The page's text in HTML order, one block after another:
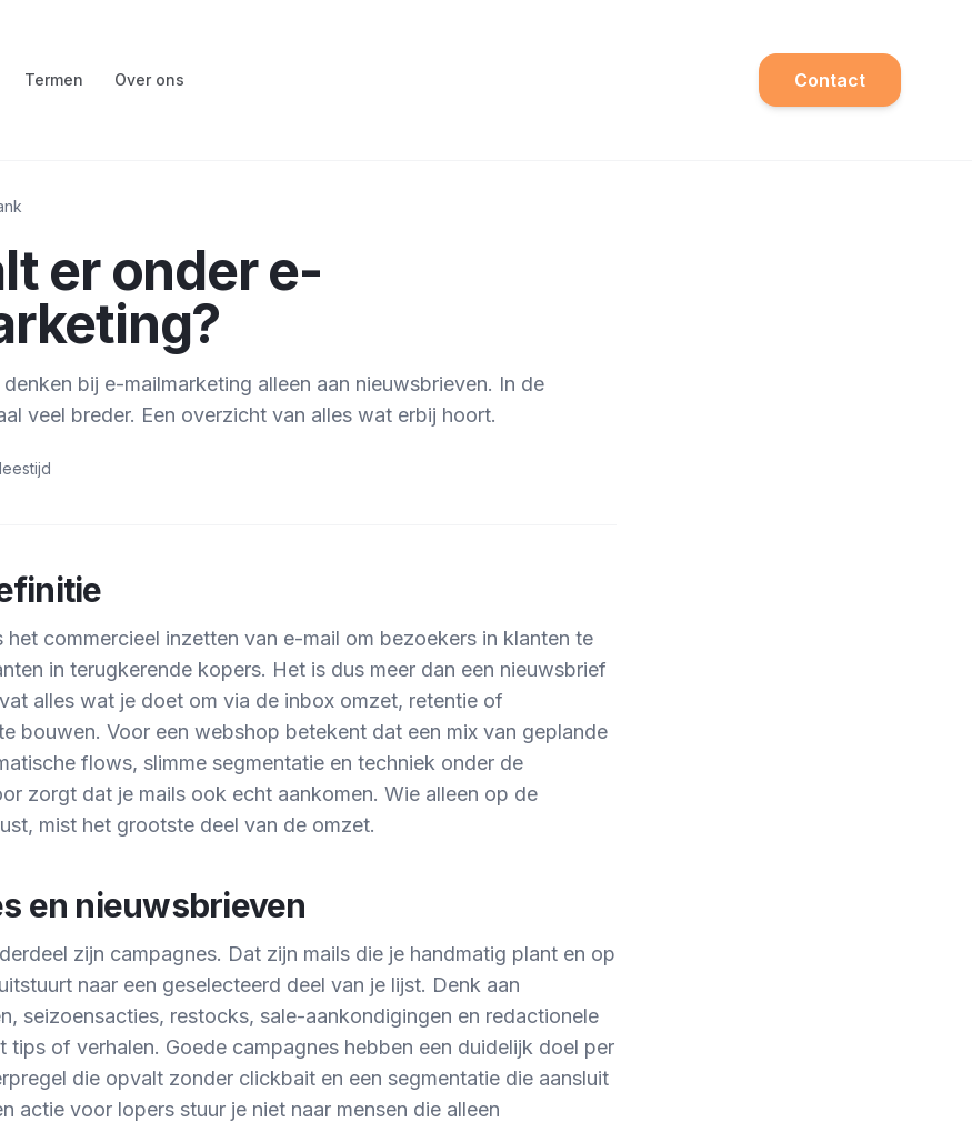
Termen Over ons Contact
er onder e-
bij e-mailmarketing alleen aan nieuwsbrieven. In de
veel breder. Een overzicht van alles wat erbij hoort.
leestijd
het commercieel inzetten van e-mail om bezoekers in klanten te
in terugkerende kopers. Het is dus meer dan een nieuwsbrief
alles wat je doet om via de inbox omzet, retentie of
bouwen. Voor een webshop betekent dat een mix van geplande
flows, slimme segmentatie en techniek onder de
zorgt dat je mails ook echt aankomen. Wie alleen op de
mist het grootste deel van de omzet.
en nieuwsbrieven
zijn campagnes. Dat zijn mails die je handmatig plant en op
naar een geselecteerd deel van je lijst. Denk aan
seizoensacties, restocks, sale-aankondigingen en redactionele
tips of verhalen. Goede campagnes hebben een duidelijk doel per
die opvalt zonder clickbait en een segmentatie die aansluit
actie voor lopers stuur je niet naar mensen die alleen